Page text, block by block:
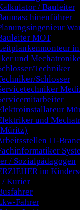
/ Bauleiter
MOT
und
Techniker
Schlosser
und
IT-
/ Sozialpädagogen
im
/ Kurier
Fahrer